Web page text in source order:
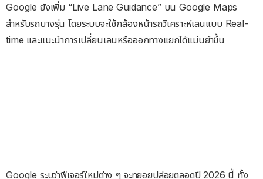
Google ยังเพิ่ม “Live Lane Guidance” บน Google Maps
สำหรับรถบางรุ่น โดยระบบจะใช้กล้องหน้ารถวิเคราะห์เลนแบบ Real-
time และแนะนำการเปลี่ยนเลนหรือออกทางแยกได้แม่นยำขึ้น
Google ระบุว่าฟีเจอร์ใหม่ต่าง ๆ จะทยอยปล่อยตลอดปี 2026 นี้ ทั้ง